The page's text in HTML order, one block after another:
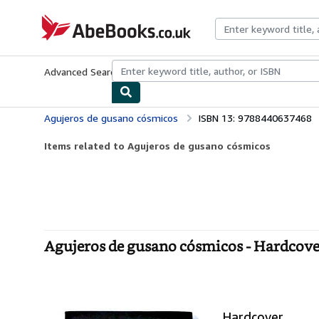
AbeBooks.co.uk
Advanced Search Browse CollectionsRare BooksArt &
Agujeros de gusano cósmicos ISBN 13: 9788440637468
Items related to Agujeros de gusano cósmicos
Agujeros de gusano cósmicos -